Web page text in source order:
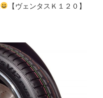
【ヴェンタスＫ１２０】